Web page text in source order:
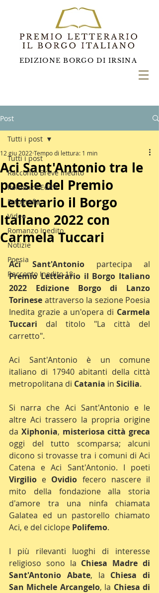
EDIZIONE BORGO DI IRSINA
Post
Tutti i post
Racconto Breve Inedito
Romanzo Edito
Fotografia
Video
Romanzo Inedito
Notizie
Poesia
Racconto Inedito 18
Tutti i post
Aci Sant'Antonio tra le
poesie del Premio
Letterario il Borgo
Italiano 2022 con
Carmela Tuccari
12 giu 2022 Tempo di lettura: 1 min
Aci Sant'Antonio
Premio Letterario il Borgo Italiano
2022 Edizione Borgo di Lanzo
Torinese attraverso la sezione Poesia
Inedita grazie a un'opera di Carmela
Tuccari dal titolo "La città del
carretto".
Aci Sant'Antonio è un comune
italiano di 17940 abitanti della città
metropolitana di Catania in Sicilia.
Si narra che Aci Sant'Antonio e le
altre Aci trassero la propria origine
da Xiphonia, misteriosa città greca
oggi del tutto scomparsa; alcuni
dicono si trovasse tra i comuni di Aci
Virgilio e Ovidio fecero nascere il
mito della fondazione alla storia
d'amore tra una ninfa chiamata
Galatea ed un pastorello chiamato
Aci, e del ciclope Polifemo.
I più rilevanti luoghi di interesse
religioso sono la Chiesa Madre di
Sant'Antonio Abate, la Chiesa di
San Michele Arcangelo, la Chiesa di